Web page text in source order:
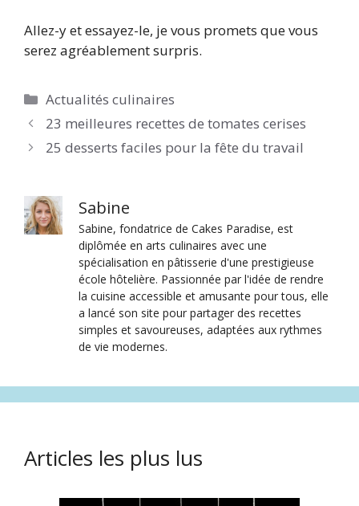
Allez-y et essayez-le, je vous promets que vous
serez agréablement surpris.
Catégories
Actualités culinaires
23 meilleures recettes de tomates cerises
25 desserts faciles pour la fête du travail
Sabine
Sabine, fondatrice de Cakes Paradise, est
diplômée en arts culinaires avec une
spécialisation en pâtisserie d'une prestigieuse
école hôtelière. Passionnée par l'idée de rendre
la cuisine accessible et amusante pour tous, elle
a lancé son site pour partager des recettes
simples et savoureuses, adaptées aux rythmes
de vie modernes.
Articles les plus lus